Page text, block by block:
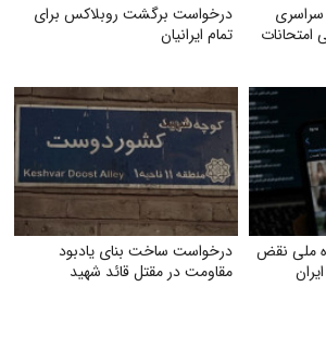
امتحانات
درخواست برگشت روبلاکس برای
تمام ایرانیان
ملی نقض
درخواست ساخت بنای یادبود
مقاومت در مقتل قائد شهید